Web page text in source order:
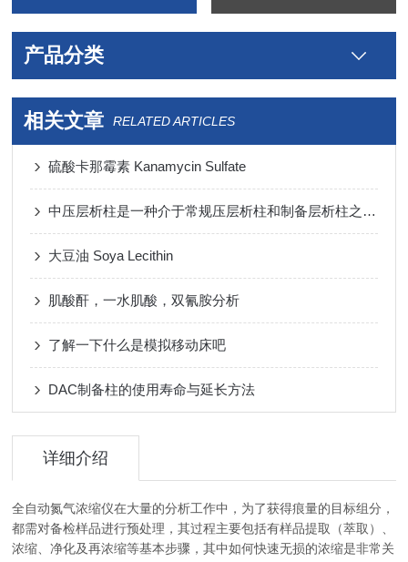
产品分类
相关文章 RELATED ARTICLES
硫酸卡那霉素 Kanamycin Sulfate
中压层析柱是一种介于常规压层析柱和制备层析柱之间的色谱仪器
大豆油 Soya Lecithin
肌酸酐，一水肌酸，双氰胺分析
了解一下什么是模拟移动床吧
DAC制备柱的使用寿命与延长方法
详细介绍
全自动氮气浓缩仪在大量的分析工作中，为了获得痕量的目标组分，
都需对备检样品进行预处理，其过程主要包括有样品提取（萃取）、
浓缩、净化及再浓缩等基本步骤，其中如何快速无损的浓缩是非常关